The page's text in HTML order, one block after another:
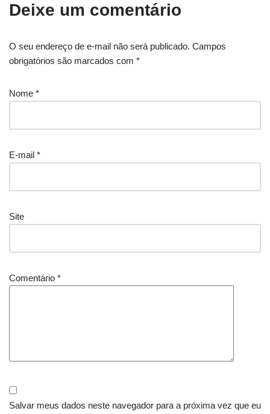
Deixe um comentário
O seu endereço de e-mail não será publicado. Campos
obrigatórios são marcados com *
Nome *
E-mail *
Site
Comentário *
Salvar meus dados neste navegador para a próxima vez que eu